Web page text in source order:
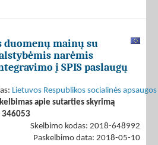
duomenų mainų su
narėmis
į SPIS paslaugų
Lietuvos Respublikos socialinės
apie sutarties skyrimą
346053
Skelbimo kodas: 2018-648992
Paskelbimo data: 2018-05-10